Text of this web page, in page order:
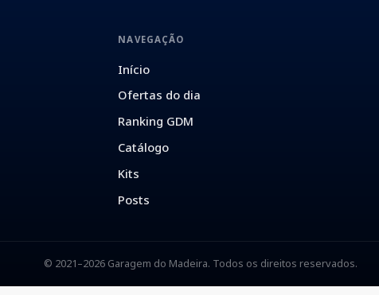
NAVEGAÇÃO
Início
Ofertas do dia
Ranking GDM
Catálogo
Kits
Posts
© 2021–2026 Garagem do Madeira. Todos os direitos reservados.